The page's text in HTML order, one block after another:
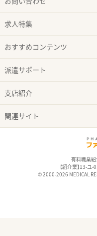
求人特集
おすすめコンテンツ
派遣サポート
支店紹介
関連サイト
有料職業
【紹介業】13-ユ
© 2000-2026 MEDICAL